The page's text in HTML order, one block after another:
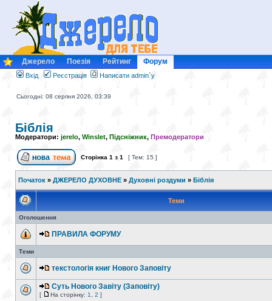
Джерело Поезія Рейтинг Форум
Вхід Реєстрація Написати admin`у
Сьогодні: 08 серпня 2026, 03:39
Біблія
Модератори: jerelo, Winslet, Підсніжник, Премодератори
Сторінка 1 з 1 [ Тем: 15 ]
Початок » ДЖЕРЕЛО ДУХОВНЕ » Духовні роздуми » Біблія
Теми
Оголошення
ПРАВИЛА ФОРУМУ
Теми
текстологія книг Нового Заповіту
Суть Нового Завіту (Заповіту)
[ На сторінку: 1 2 ]